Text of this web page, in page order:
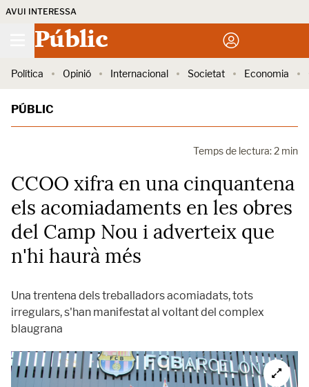
AVUI INTERESSA
Públic
Política Opinió Internacional Societat Economia
PÚBLIC
Temps de lectura: 2 min
CCOO xifra en una cinquantena
els acomiadaments en les obres
del Camp Nou i adverteix que
n'hi haurà més
Una trentena dels treballadors acomiadats, tots
irregulars, s'han manifestat al voltant del complex
blaugrana